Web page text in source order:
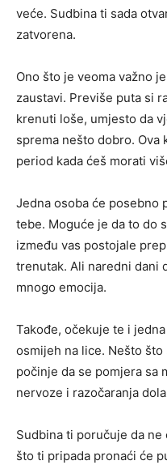
veće. Sudbina ti sada
zatvorena.
Ono što je veoma važno
zaustavi. Previše puta si
krenuti loše, umjesto da
sprema nešto dobro. Ova
period kada ćeš morati
Jedna osoba će posebno
tebe. Moguće je da to do
između vas postojale
trenutak. Ali naredni dani
mnogo emocija.
Takođe, očekuje te i
osmijeh na lice. Nešto
počinje da se pomjera sa
nervoze i razočaranja
Sudbina ti poručuje da
što ti pripada pronaći će